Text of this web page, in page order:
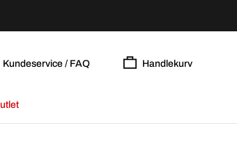
Kundeservice / FAQ Handlekurv